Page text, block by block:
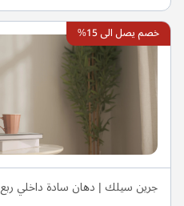
خصم يصل الى 15%
جرين سيلك | دهان سادة داخلي